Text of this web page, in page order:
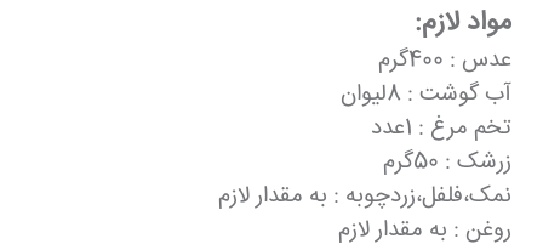
مواد لازم:
عدس : 400گرم
آب گوشت : 8لیوان
تخم مرغ : 1عدد
زرشک : 50گرم
نمک،فلفل،زردچوبه : به مقدار لازم
روغن : به مقدار لازم